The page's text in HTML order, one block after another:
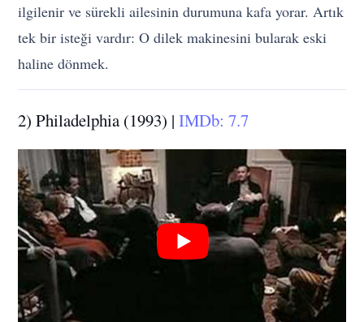
ilgilenir ve sürekli ailesinin durumuna kafa yorar. Artık
tek bir isteği vardır: O dilek makinesini bularak eski
haline dönmek.
2) Philadelphia (1993) |IMDb: 7.7